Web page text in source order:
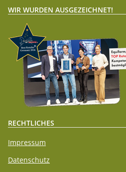
WIR WURDEN AUSGEZEICHNET!
RECHTLICHES
Impressum
Datenschutz